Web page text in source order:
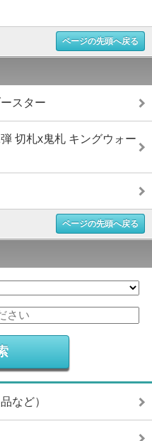
ページの先頭へ戻る
スター
切札x鬼札 キングウォー
ページの先頭へ戻る
など）